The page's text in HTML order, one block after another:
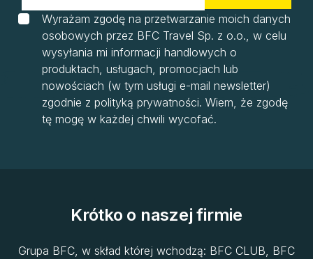
Wyrażam zgodę na przetwarzanie moich danych
osobowych przez BFC Travel Sp. z o.o., w celu
wysyłania mi informacji handlowych o
produktach, usługach, promocjach lub
nowościach (w tym usługi e-mail newsletter)
zgodnie z polityką prywatności. Wiem, że zgodę
tę mogę w każdej chwili wycofać.
Krótko o naszej firmie
Grupa BFC, w skład której wchodzą: BFC CLUB, BFC